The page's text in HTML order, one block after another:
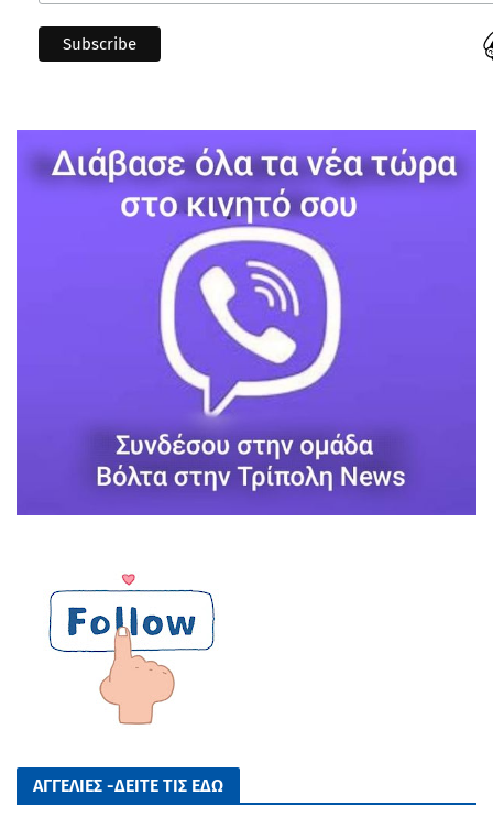
ΑΓΓΕΛΙΕΣ -ΔΕΙΤΕ ΤΙΣ ΕΔΩ